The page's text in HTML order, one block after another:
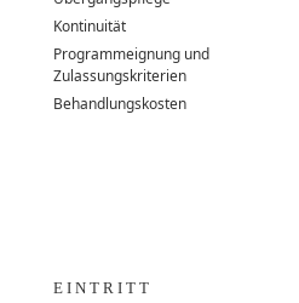
Kontinuität
Programmeignung und
Zulassungskriterien
Behandlungskosten
EINTRITT